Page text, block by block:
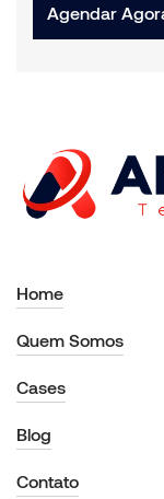
Agendar
Home
Quem Somos
Cases
Blog
Contato